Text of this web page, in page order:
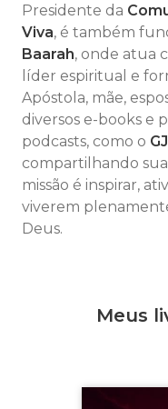
Presidente da
Viva, é também
Baarah, onde atua
líder espiritual e
Apóstola, mãe,
diversos e-books e
podcasts, como o
compartilhando
missão é inspirar,
viverem
Deus.
Meus